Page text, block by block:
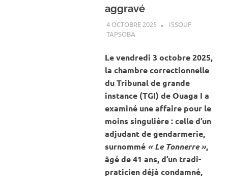
aggravé
4 OCTOBRE 2025
ISSOUF
TAPSOBA
Le vendredi 3 octobre 2025,
la chambre correctionnelle
du Tribunal de grande
instance (TGI) de Ouaga I a
examiné une affaire pour le
moins singulière : celle d’un
adjudant de gendarmerie,
surnommé « Le Tonnerre »,
âgé de 41 ans, d’un tradi-
praticien déjà condamné,